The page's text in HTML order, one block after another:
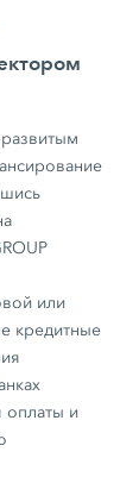
или
кредитные
оплаты и